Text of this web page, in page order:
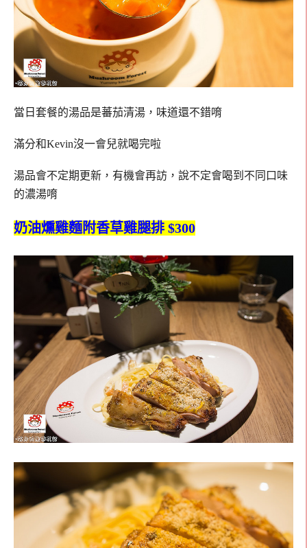
當日套餐的湯品是蕃茄清湯，味道還不錯唷
滿分和Kevin沒一會兒就喝完啦
湯品會不定期更新，有機會再訪，說不定會喝到不同口味
的濃湯唷
奶油燻雞麵附香草雞腿排 $300